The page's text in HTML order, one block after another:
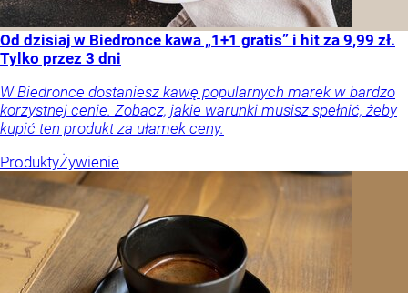
Od dzisiaj w Biedronce kawa „1+1 gratis” i hit za 9,99 zł.
Tylko przez 3 dni
W Biedronce dostaniesz kawę popularnych marek w bardzo
korzystnej cenie. Zobacz, jakie warunki musisz spełnić, żeby
kupić ten produkt za ułamek ceny.
ProduktyŻywienie